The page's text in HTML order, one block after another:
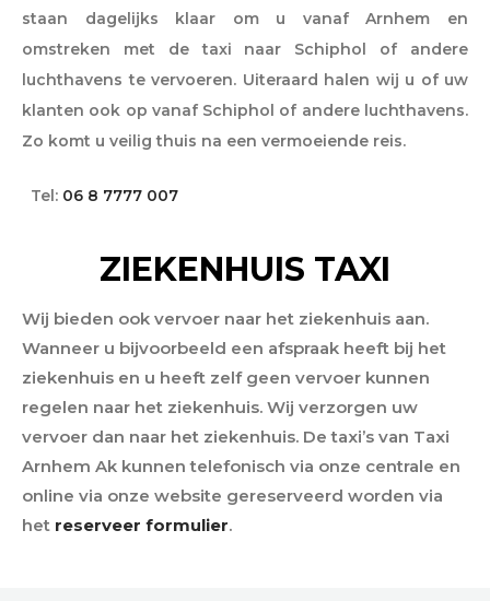
staan dagelijks klaar om u vanaf Arnhem en
omstreken met de taxi naar Schiphol of andere
luchthavens te vervoeren. Uiteraard halen wij u of uw
klanten ook op vanaf Schiphol of andere luchthavens.
Zo komt u veilig thuis na een vermoeiende reis.
Tel: 06 8 7777 007
ZIEKENHUIS TAXI
Wij bieden ook vervoer naar het ziekenhuis aan.
Wanneer u bijvoorbeeld een afspraak heeft bij het
ziekenhuis en u heeft zelf geen vervoer kunnen
regelen naar het ziekenhuis. Wij verzorgen uw
vervoer dan naar het ziekenhuis. De taxi’s van Taxi
Arnhem Ak kunnen telefonisch via onze centrale en
online via onze website gereserveerd worden via
het reserveer formulier.